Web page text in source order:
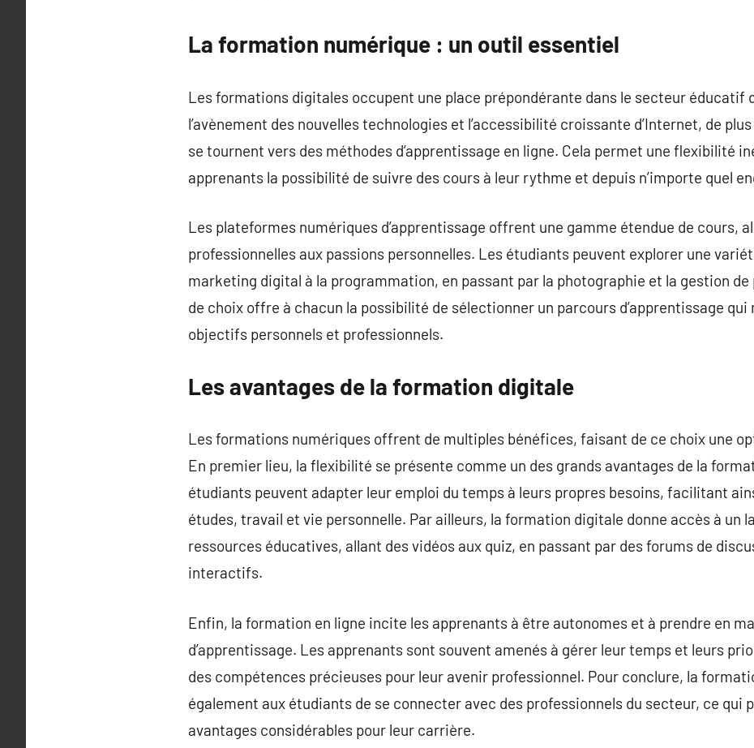
La formation numérique : un outil essentiel
Les formations digitales occupent une place prépondérante dans le secteur éducatif
l’avènement des nouvelles technologies et l’accessibilité croissante d’Internet, de
se tournent vers des méthodes d’apprentissage en ligne. Cela permet une flexibilité
apprenants la possibilité de suivre des cours à leur rythme et depuis n’importe quel
Les plateformes numériques d’apprentissage offrent une gamme étendue de cours,
professionnelles aux passions personnelles. Les étudiants peuvent explorer une
marketing digital à la programmation, en passant par la photographie et la gestion
de choix offre à chacun la possibilité de sélectionner un parcours d’apprentissage qui
objectifs personnels et professionnels.
Les avantages de la formation digitale
Les formations numériques offrent de multiples bénéfices, faisant de ce choix une
En premier lieu, la flexibilité se présente comme un des grands avantages de la
étudiants peuvent adapter leur emploi du temps à leurs propres besoins, facilitant
études, travail et vie personnelle. Par ailleurs, la formation digitale donne accès à un
ressources éducatives, allant des vidéos aux quiz, en passant par des forums de
interactifs.
Enfin, la formation en ligne incite les apprenants à être autonomes et à prendre en
d’apprentissage. Les apprenants sont souvent amenés à gérer leur temps et leurs
des compétences précieuses pour leur avenir professionnel. Pour conclure, la
également aux étudiants de se connecter avec des professionnels du secteur, ce qui
avantages considérables pour leur carrière.